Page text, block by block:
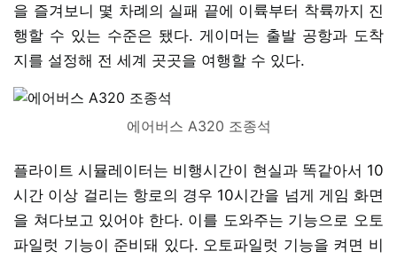
을 즐겨보니 몇 차례의 실패 끝에 이륙부터 착륙까지 진
행할 수 있는 수준은 됐다. 게이머는 출발 공항과 도착
지를 설정해 전 세계 곳곳을 여행할 수 있다.
에어버스 A320 조종석
플라이트 시뮬레이터는 비행시간이 현실과 똑같아서 10
시간 이상 걸리는 항로의 경우 10시간을 넘게 게임 화면
을 쳐다보고 있어야 한다. 이를 도와주는 기능으로 오토
파일럿 기능이 준비돼 있다. 오토파일럿 기능을 켜면 비